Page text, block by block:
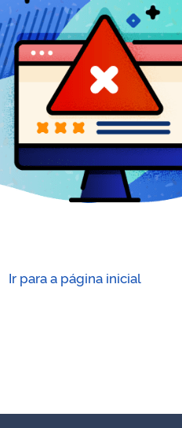
Ir para a página inicial